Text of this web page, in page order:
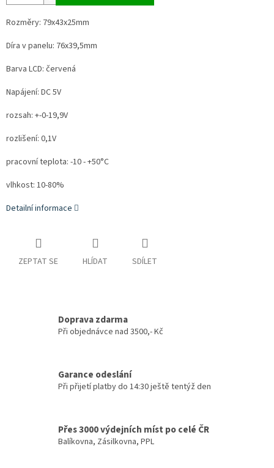
Rozměry: 79x43x25mm
Díra v panelu: 76x39,5mm
Barva LCD: červená
Napájení: DC 5V
rozsah: +-0-19,9V
rozlišení: 0,1V
pracovní teplota: -10 - +50°C
vlhkost: 10-80%
Detailní informace
ZEPTAT SE HLÍDAT SDÍLET
Doprava zdarma
Při objednávce nad 3500,- Kč
Garance odeslání
Při přijetí platby do 14:30 ještě tentýž den
Přes 3000 výdejních míst po celé ČR
Balíkovna, Zásilkovna, PPL